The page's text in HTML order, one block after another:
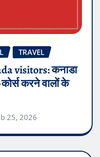
TRAVEL
visitors: कनाडा
करने वालों के
25, 2026